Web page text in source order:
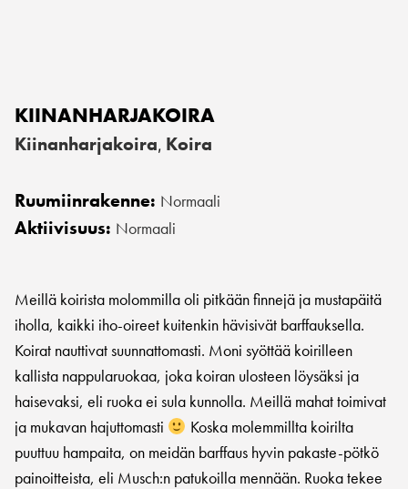
KIINANHARJAKOIRA
Kiinanharjakoira, Koira
Ruumiinrakenne: Normaali
Aktiivisuus: Normaali
Meillä koirista molommilla oli pitkään finnejä ja mustapäitä
iholla, kaikki iho-oireet kuitenkin hävisivät barffauksella.
Koirat nauttivat suunnattomasti. Moni syöttää koirilleen
kallista nappularuokaa, joka koiran ulosteen löysäksi ja
haisevaksi, eli ruoka ei sula kunnolla. Meillä mahat toimivat
ja mukavan hajuttomasti
Koska molemmillta koirilta
puuttuu hampaita, on meidän barffaus hyvin pakaste-pötkö
painoitteista, eli Musch:n patukoilla mennään. Ruoka tekee